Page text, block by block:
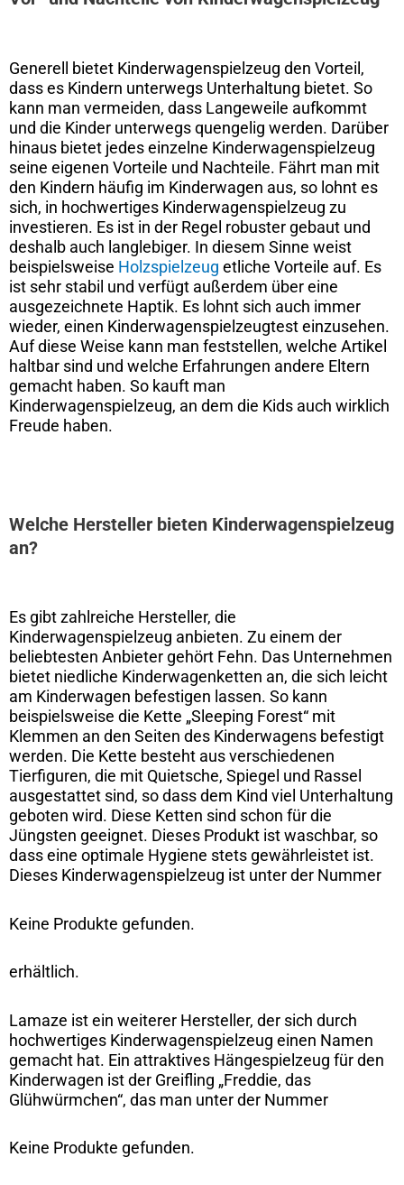
Generell bietet Kinderwagenspielzeug den Vorteil,
dass es Kindern unterwegs Unterhaltung bietet. So
kann man vermeiden, dass Langeweile aufkommt
und die Kinder unterwegs quengelig werden. Darüber
hinaus bietet jedes einzelne Kinderwagenspielzeug
seine eigenen Vorteile und Nachteile. Fährt man mit
den Kindern häufig im Kinderwagen aus, so lohnt es
sich, in hochwertiges Kinderwagenspielzeug zu
investieren. Es ist in der Regel robuster gebaut und
deshalb auch langlebiger. In diesem Sinne weist
beispielsweise Holzspielzeug etliche Vorteile auf. Es
ist sehr stabil und verfügt außerdem über eine
ausgezeichnete Haptik. Es lohnt sich auch immer
wieder, einen Kinderwagenspielzeugtest einzusehen.
Auf diese Weise kann man feststellen, welche Artikel
haltbar sind und welche Erfahrungen andere Eltern
gemacht haben. So kauft man
Kinderwagenspielzeug, an dem die Kids auch wirklich
Freude haben.
Welche Hersteller bieten Kinderwagenspielzeug
an?
Es gibt zahlreiche Hersteller, die
Kinderwagenspielzeug anbieten. Zu einem der
beliebtesten Anbieter gehört Fehn. Das Unternehmen
bietet niedliche Kinderwagenketten an, die sich leicht
am Kinderwagen befestigen lassen. So kann
beispielsweise die Kette „Sleeping Forest“ mit
Klemmen an den Seiten des Kinderwagens befestigt
werden. Die Kette besteht aus verschiedenen
Tierfiguren, die mit Quietsche, Spiegel und Rassel
ausgestattet sind, so dass dem Kind viel Unterhaltung
geboten wird. Diese Ketten sind schon für die
Jüngsten geeignet. Dieses Produkt ist waschbar, so
dass eine optimale Hygiene stets gewährleistet ist.
Dieses Kinderwagenspielzeug ist unter der Nummer
Keine Produkte gefunden.
erhältlich.
Lamaze ist ein weiterer Hersteller, der sich durch
hochwertiges Kinderwagenspielzeug einen Namen
gemacht hat. Ein attraktives Hängespielzeug für den
Kinderwagen ist der Greifling „Freddie, das
Glühwürmchen“, das man unter der Nummer
Keine Produkte gefunden.